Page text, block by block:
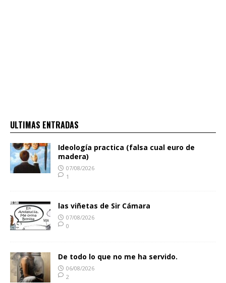
ULTIMAS ENTRADAS
Ideología practica (falsa cual euro de
madera)
07/08/2026
1
las viñetas de Sir Cámara
07/08/2026
0
De todo lo que no me ha servido.
06/08/2026
2